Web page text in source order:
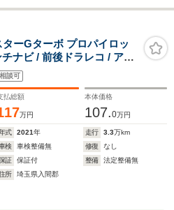
ーGターボ プロパイロッ
ナビ / 前後ドラレコ / アラ
/ ETC / 両側ハンズフリー
ト / コーナーセンサー / 禁
談可
払総額
万円
本体価格
107.0万円
式 2021年 走行 3.3万km
検
車検整備無 修復
なし
証
保証付 整備
法定整備無
所
埼玉県入間郡